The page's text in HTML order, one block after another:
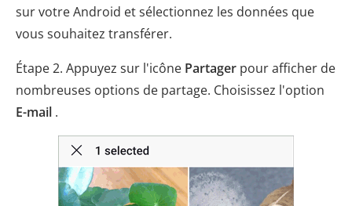
sur votre Android et sélectionnez les données que
vous souhaitez transférer.
Étape 2. Appuyez sur l'icône Partager pour afficher de
nombreuses options de partage. Choisissez l'option
E-mail .